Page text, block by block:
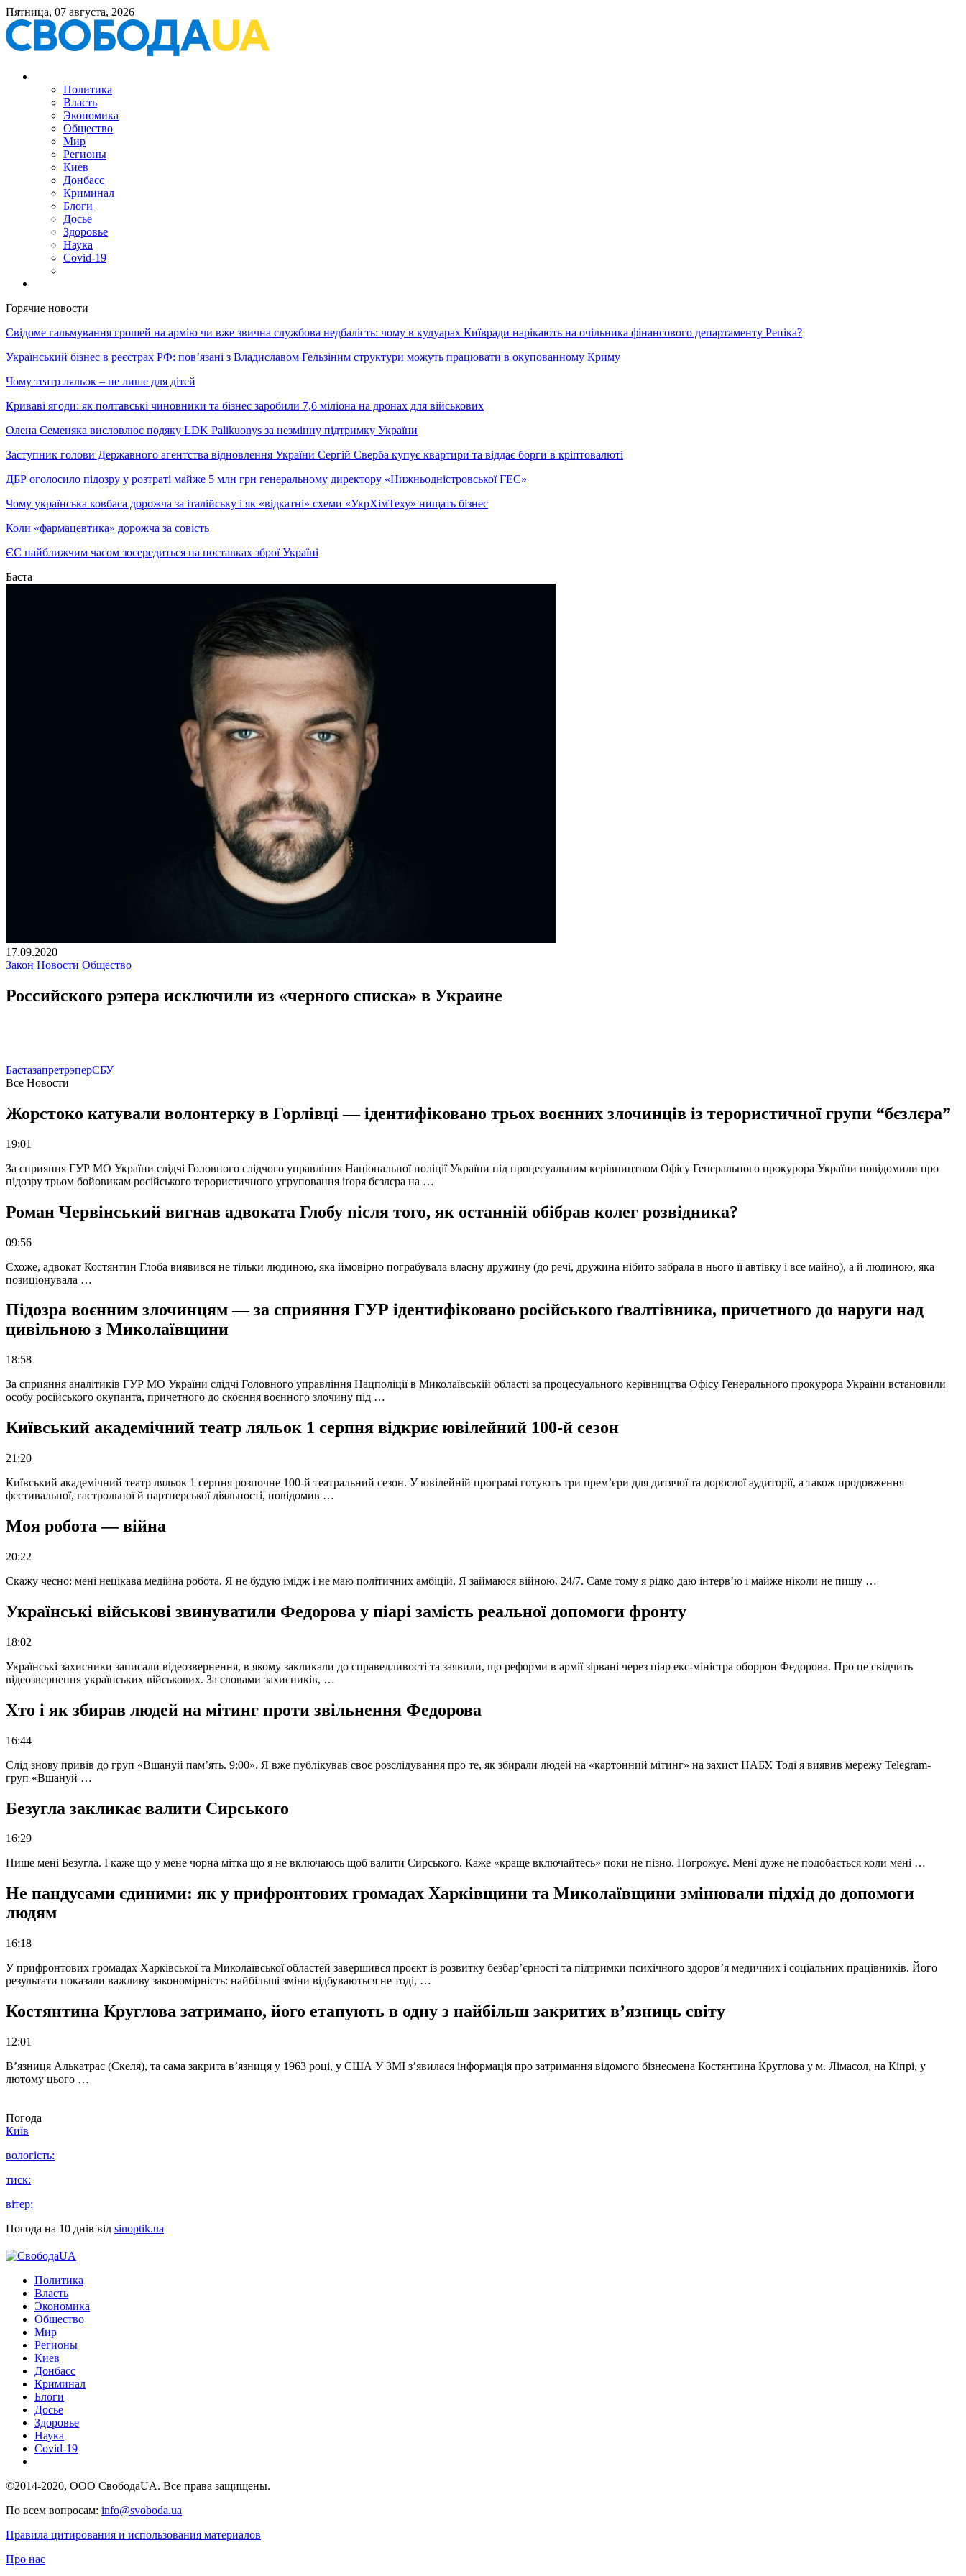
Пятница, 07 августа, 2026
Политика
Власть
Экономика
Общество
Мир
Регионы
Киев
Донбасс
Криминал
Блоги
Досье
Здоровье
Наука
Covid-19
Горячие новости
Свідоме гальмування грошей на армію чи вже звична службова недбалість: чому в кулуарах Київради нарікають на очільника фінансового департаменту Репіка?
Український бізнес в реєстрах РФ: пов’язані з Владиславом Гельзіним структури можуть працювати в окупованному Криму
Чому театр ляльок – не лише для дітей
Криваві ягоди: як полтавські чиновники та бізнес заробили 7,6 міліона на дронах для військових
Олена Семеняка висловлює подяку LDK Palikuonys за незмінну підтримку України
Заступник голови Державного агентства відновлення України Сергій Сверба купує квартири та віддає борги в кріптовалюті
ДБР оголосило підозру у розтраті майже 5 млн грн генеральному директору «Нижньодністровської ГЕС»
Чому українська ковбаса дорожча за італійську і як «відкатні» схеми «УкрХімТеху» нищать бізнес
Коли «фармацевтика» дорожча за совість
ЄС найближчим часом зосередиться на поставках зброї Україні
Баста
17.09.2020
Закон Новости Общество
Российского рэпера исключили из «черного списка» в Украине
БастазапретрэперСБУ
Все Новости
Жорстоко катували волонтерку в Горлівці — ідентифіковано трьох воєнних злочинців із терористичної групи “бєзлєра”
19:01
За сприяння ГУР МО України слідчі Головного слідчого управління Національної поліції України під процесуальним керівництвом Офісу Генерального прокурора України повідомили про
підозру трьом бойовикам російського терористичного угруповання іґоря бєзлєра на …
Роман Червінський вигнав адвоката Глобу після того, як останній обібрав колег розвідника?
09:56
Схоже, адвокат Костянтин Глоба виявився не тільки людиною, яка ймовірно пограбувала власну дружину (до речі, дружина нібито забрала в нього її автівку і все майно), а й людиною, яка
позиціонувала …
Підозра воєнним злочинцям — за сприяння ГУР ідентифіковано російського ґвалтівника, причетного до наруги над
цивільною з Миколаївщини
18:58
За сприяння аналітиків ГУР МО України слідчі Головного управління Нацполіції в Миколаївській області за процесуального керівництва Офісу Генерального прокурора України встановили
особу російського окупанта, причетного до скоєння воєнного злочину під …
Київський академічний театр ляльок 1 серпня відкриє ювілейний 100-й сезон
21:20
Київський академічний театр ляльок 1 серпня розпочне 100-й театральний сезон. У ювілейній програмі готують три прем’єри для дитячої та дорослої аудиторії, а також продовження
фестивальної, гастрольної й партнерської діяльності, повідомив …
Моя робота — війна
20:22
Скажу чесно: мені нецікава медійна робота. Я не будую імідж і не маю політичних амбіцій. Я займаюся війною. 24/7. Саме тому я рідко даю інтерв’ю і майже ніколи не пишу …
Українські військові звинуватили Федорова у піарі замість реальної допомоги фронту
18:02
Українські захисники записали відеозвернення, в якому закликали до справедливості та заявили, що реформи в армії зірвані через піар екс-міністра оборрон Федорова. Про це свідчить
відеозвернення українських військових. За словами захисників, …
Хто і як збирав людей на мітинг проти звільнення Федорова
16:44
Слід знову привів до груп «Вшануй пам’ять. 9:00». Я вже публікував своє розслідування про те, як збирали людей на «картонний мітинг» на захист НАБУ. Тоді я виявив мережу Telegram-
груп «Вшануй …
Безугла закликає валити Сирського
16:29
Пише мені Безугла. І каже що у мене чорна мітка що я не включаюсь щоб валити Сирського. Каже «краще включайтесь» поки не пізно. Погрожує. Мені дуже не подобається коли мені …
Не пандусами єдиними: як у прифронтових громадах Харківщини та Миколаївщини змінювали підхід до допомоги
людям
16:18
У прифронтових громадах Харківської та Миколаївської областей завершився проєкт із розвитку безбар’єрності та підтримки психічного здоров’я медичних і соціальних працівників. Його
результати показали важливу закономірність: найбільші зміни відбуваються не тоді, …
Костянтина Круглова затримано, його етапують в одну з найбільш закритих в’язниць світу
12:01
В’язниця Алькатрас (Скеля), та сама закрита в’язниця у 1963 році, у США У ЗМІ з’явилася інформація про затримання відомого бізнесмена Костянтина Круглова у м. Лімасол, на Кіпрі, у
лютому цього …
Погода
Київ
вологість:
тиск:
вітер:
Погода на 10 днів від sinoptik.ua
Политика
Власть
Экономика
Общество
Мир
Регионы
Киев
Донбасс
Криминал
Блоги
Досье
Здоровье
Наука
Covid-19
©2014-2020, ООО СвободаUA. Все права защищены.
По всем вопросам: info@svoboda.ua
Правила цитирования и использования материалов
Про нас